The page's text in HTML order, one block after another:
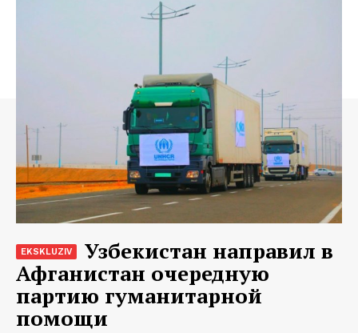
Узбекистан направил в
Афганистан очередную
партию гуманитарной
помощи